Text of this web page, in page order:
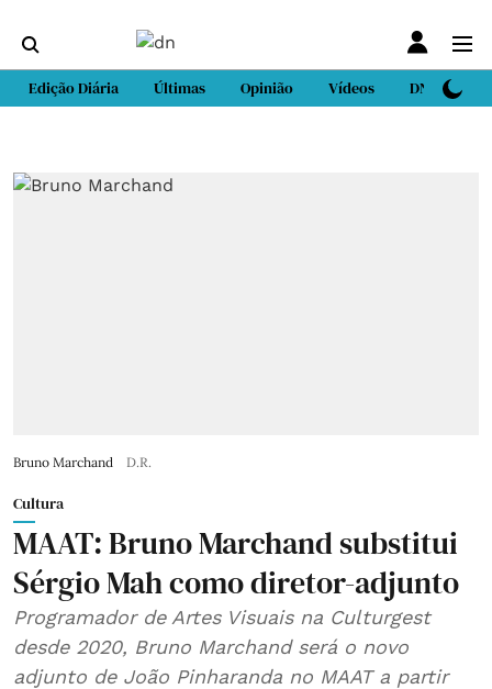
Edição Diária Últimas Opinião Vídeos DN Sport
Bruno Marchand D.R.
Cultura
MAAT: Bruno Marchand substitui
Sérgio Mah como diretor-adjunto
Programador de Artes Visuais na Culturgest
desde 2020, Bruno Marchand será o novo
adjunto de João Pinharanda no MAAT a partir